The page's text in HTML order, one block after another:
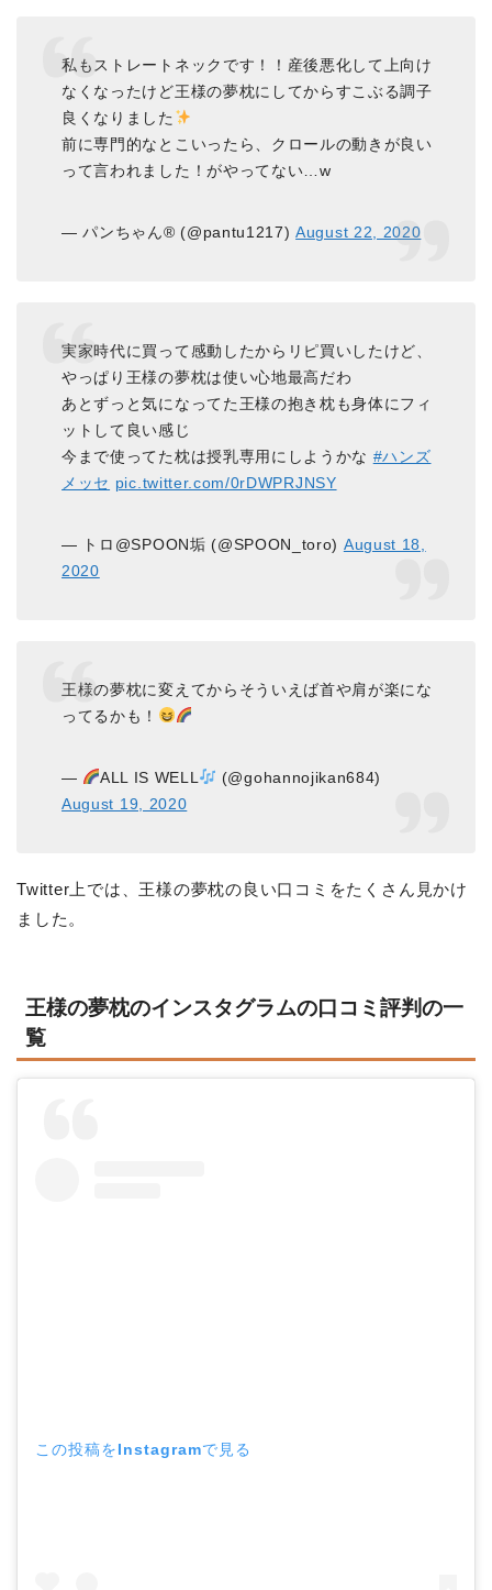
私もストレートネックです！！産後悪化して上向け
なくなったけど王様の夢枕にしてからすこぶる調子
良くなりました
前に専門的なとこいったら、クロールの動きが良い
って言われました！がやってない…w
— パンちゃん® (@pantu1217)August 22, 2020
実家時代に買って感動したからリピ買いしたけど、
やっぱり王様の夢枕は使い心地最高だわ
あとずっと気になってた王様の抱き枕も身体にフィ
ットして良い感じ
今まで使ってた枕は授乳専用にしようかな #ハンズ
メッセ pic.twitter.com/0rDWPRJNSY
— トロ@SPOON垢 (@SPOON_toro) August 18,
2020
王様の夢枕に変えてからそういえば首や肩が楽にな
ってるかも！
— ALL IS WELL
(@gohannojikan684)
August 19, 2020
Twitter上では、王様の夢枕の良い口コミをたくさん見かけ
ました。
王様の夢枕のインスタグラムの口コミ評判の一
覧
この投稿をInstagramで見る